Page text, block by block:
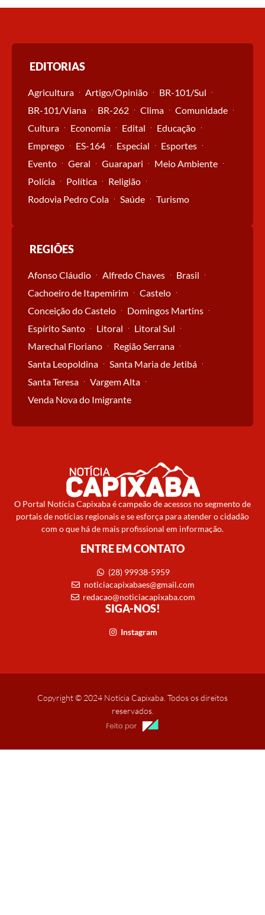
EDITORIAS
Agricultura Artigo/Opinião
BR-101/Sul
BR-101/Viana
BR-262 Clima
Comunidade
Cultura
Economia Edital
Educação
Emprego
ES-164 Especial
Esportes
Evento
Geral Guarapari
Meio Ambiente
Polícia
Política
Religião
Rodovia Pedro Cola
Saúde Turismo
REGIÕES
Afonso Cláudio Alfredo Chaves
Brasil
Cachoeiro de Itapemirim
Castelo
Conceição do Castelo
Domingos Martins
Espírito Santo
Litoral
Litoral Sul
Marechal Floriano
Região Serrana
Santa Leopoldina
Santa Maria de Jetibá
Santa Teresa
Vargem Alta
Venda Nova do Imigrante
O Portal Notícia Capixaba é campeão de acessos no segmento de
portais de notícias regionais e se esforça para atender o cidadão
com o que há de mais profissional em informação.
ENTRE EM CONTATO
(28) 99938-5959
noticiacapixabaes@gmail.com
redacao@noticiacapixaba.com
SIGA-NOS!
Instagram
Copyright © 2024 Notícia Capixaba. Todos os direitos
reservados.